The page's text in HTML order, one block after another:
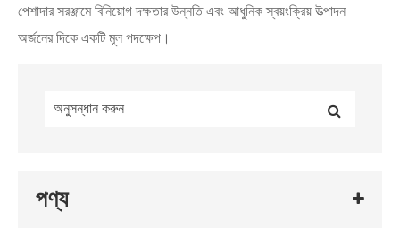
পেশাদার সরঞ্জামে বিনিয়োগ দক্ষতার উন্নতি এবং আধুনিক স্বয়ংক্রিয় উত্পাদন
অর্জনের দিকে একটি মূল পদক্ষেপ।
পণ্য